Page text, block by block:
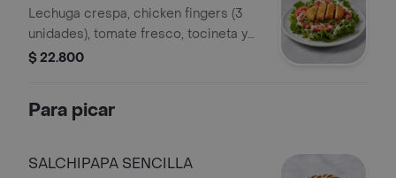
Lechuga crespa, chicken fingers (3
unidades), tomate fresco, tocineta y
salsa de la casa.
$ 22.800
Para picar
SALCHIPAPA SENCILLA